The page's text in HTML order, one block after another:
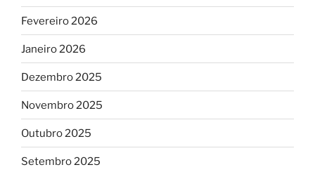
Fevereiro 2026
Janeiro 2026
Dezembro 2025
Novembro 2025
Outubro 2025
Setembro 2025